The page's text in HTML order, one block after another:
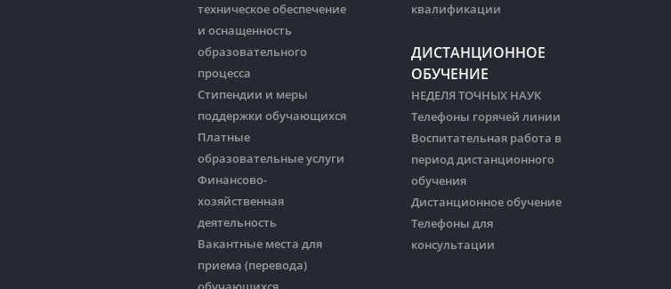
техническое обеспечение
и оснащенность
образовательного
процесса
Стипендии и меры
поддержки обучающихся
Платные
образовательные услуги
Финансово-
хозяйственная
деятельность
Вакантные места для
приема (перевода)
квалификации
ДИСТАНЦИОННОЕ
ОБУЧЕНИЕ
НЕДЕЛЯ ТОЧНЫХ НАУК
Телефоны горячей линии
Воспитательная работа в
период дистанционного
обучения
Дистанционное обучение
Телефоны для
консультации